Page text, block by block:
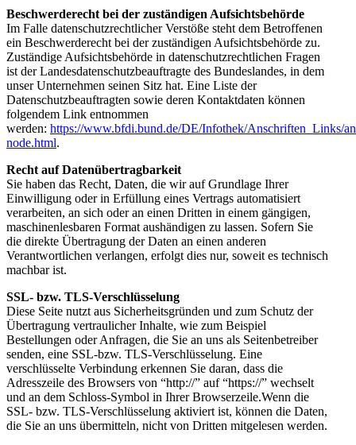
Beschwerderecht bei der zuständigen Aufsichtsbehörde
Im Falle datenschutzrechtlicher Verstöße steht dem Betroffenen
ein Beschwerderecht bei der zuständigen Aufsichtsbehörde zu.
Zuständige Aufsichtsbehörde in datenschutzrechtlichen Fragen
ist der Landesdatenschutzbeauftragte des Bundeslandes, in dem
unser Unternehmen seinen Sitz hat. Eine Liste der
Datenschutzbeauftragten sowie deren Kontaktdaten können
folgendem Link entnommen
werden: https://www.bfdi.bund.de/DE/Infothek/Anschriften_Links/
node.html.
Recht auf Datenübertragbarkeit
Sie haben das Recht, Daten, die wir auf Grundlage Ihrer
Einwilligung oder in Erfüllung eines Vertrags automatisiert
verarbeiten, an sich oder an einen Dritten in einem gängigen,
maschinenlesbaren Format aushändigen zu lassen. Sofern Sie
die direkte Übertragung der Daten an einen anderen
Verantwortlichen verlangen, erfolgt dies nur, soweit es technisch
machbar ist.
SSL- bzw. TLS-Verschlüsselung
Diese Seite nutzt aus Sicherheitsgründen und zum Schutz der
Übertragung vertraulicher Inhalte, wie zum Beispiel
Bestellungen oder Anfragen, die Sie an uns als Seitenbetreiber
senden, eine SSL-bzw. TLS-Verschlüsselung. Eine
verschlüsselte Verbindung erkennen Sie daran, dass die
Adresszeile des Browsers von “http://” auf “https://” wechselt
und an dem Schloss-Symbol in Ihrer Browserzeile.Wenn die
SSL- bzw. TLS-Verschlüsselung aktiviert ist, können die Daten,
die Sie an uns übermitteln, nicht von Dritten mitgelesen werden.